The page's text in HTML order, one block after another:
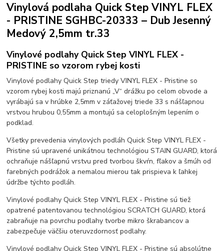
Vinylová podlaha Quick Step VINYL FLEX
- PRISTINE SGHBC-20333 – Dub Jesenný
Medový 2,5mm tr.33
Vinylové podlahy Quick Step VINYL FLEX -
PRISTINE so vzorom rybej kosti
Vinylové podlahy Quick Step triedy VINYL FLEX - Pristine so
vzorom rybej kosti majú priznanú „V“ drážku po celom obvode a
vyrábajú sa v hrúbke 2,5mm v záťažovej triede 33 s nášľapnou
vrstvou hrubou 0,55mm a montujú sa celoplošným lepením o
podklad.
Všetky prevedenia vinylových podláh Quick Step VINYL FLEX -
Pristine sú upravené unikátnou technológiou STAIN GUARD, ktorá
ochraňuje nášľapnú vrstvu pred tvorbou škvŕn, fľakov a šmúh od
farebných podrážok a nemalou mierou tak prispieva k ľahkej
údržbe týchto podláh.
Vinylové podlahy Quick Step VINYL FLEX - Pristine sú tiež
opatrené patentovanou technológiou SCRATCH GUARD, ktorá
zabraňuje na povrchu podlahy tvorbe mikro škrabancov a
zabezpečuje väčšiu oteruvzdornosť podlahy.
Vinylové podlahy Quick Step VINYL FLEX - Pristine sú absolútne